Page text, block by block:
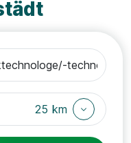
25 km